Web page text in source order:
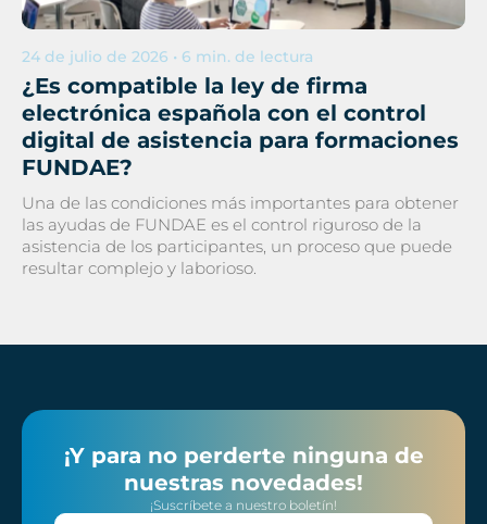
24 de julio de 2026 • 6 min. de lectura
¿Es compatible la ley de firma
electrónica española con el control
digital de asistencia para formaciones
FUNDAE?
Una de las condiciones más importantes para obtener
las ayudas de FUNDAE es el control riguroso de la
asistencia de los participantes, un proceso que puede
resultar complejo y laborioso.
¡Y para no perderte ninguna de
nuestras novedades!
¡Suscríbete a nuestro boletín!